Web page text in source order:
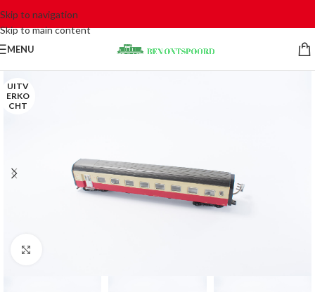
Skip to navigation
Skip to main content
MENU
UITV
ERKO
CHT